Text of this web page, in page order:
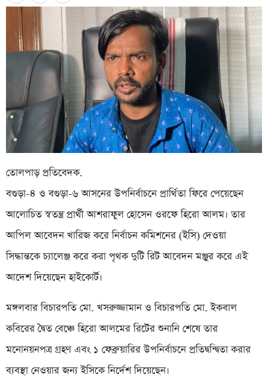
তোলপাড় প্রতিবেদক.
বগুড়া-৪ ও বগুড়া-৬ আসনের উপনির্বাচনে প্রার্থিতা ফিরে পেয়েছেন
আলোচিত স্বতন্ত্র প্রার্থী আশরাফুল হোসেন ওরফে হিরো আলম। তার
আপিল আবেদন খারিজ করে নির্বাচন কমিশনের (ইসি) দেওয়া
সিদ্ধান্তকে চ্যালেঞ্জ করে করা পৃথক দুটি রিট আবেদন মঞ্জুর করে এই
আদেশ দিয়েছেন হাইকোর্ট।
মঙ্গলবার বিচারপতি মো. খসরুজ্জামান ও বিচারপতি মো. ইকবাল
কবিরের দ্বৈত বেঞ্চে হিরো আলমের রিটের শুনানি শেষে তার
মনোনয়নপত্র গ্রহণ এবং ১ ফেব্রুয়ারির উপনির্বাচনে প্রতিদ্বন্দ্বিতা করার
ব্যবস্থা নেওয়ার জন্য ইসিকে নির্দেশ দিয়েছেন।